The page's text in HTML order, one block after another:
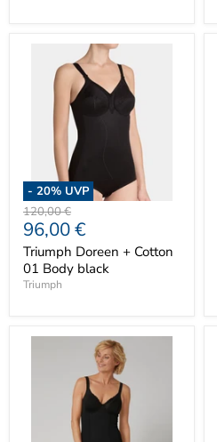
- 20% UVP
Ursprünglicher
Preis
120,00 €
Aktueller
Preis
96,00 €
Triumph Doreen + Cotton
01 Body black
Triumph